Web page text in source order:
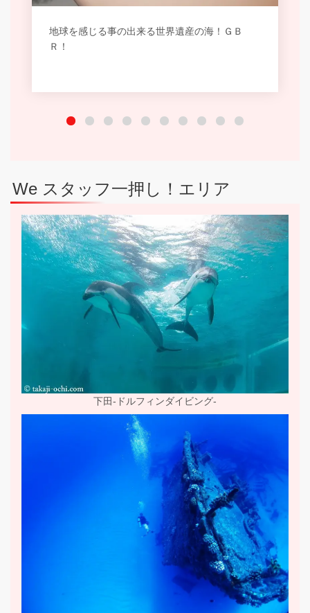
地球を感じる事の出来る世界遺産の海！ＧＢ
Ｒ！
We スタッフ一押し！エリア
下田-ドルフィンダイビング-